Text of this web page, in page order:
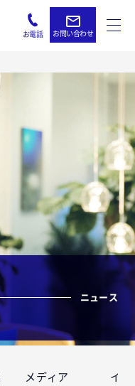
お問い合わせ
お電話
ニュース
メディア イベ